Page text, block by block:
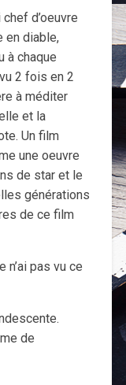
d’oeuvre
en diable,
à chaque
2 fois en 2
à méditer
et la
Un film
une oeuvre
de star et le
générations
de ce film
n’ai pas vu ce
de